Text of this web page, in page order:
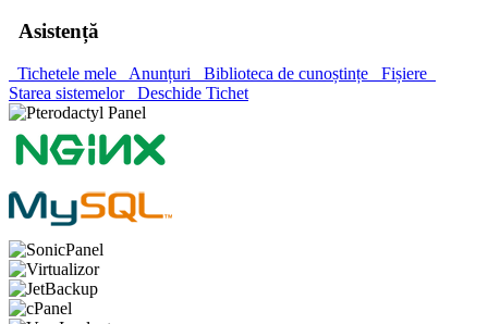
Asistență
Tichetele mele Anunțuri Biblioteca de cunoștințe
Fișiere
Starea sistemelor
Deschide Tichet